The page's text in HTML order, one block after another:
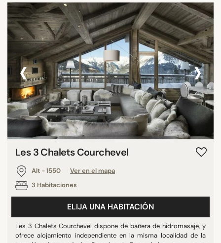
‹ ›
Les 3 Chalets Courchevel
Alt - 1550
Ver en el mapa
3 Habitaciones
ELIJA UNA HABITACIÓN
Les 3 Chalets Courchevel dispone de bañera de hidromasaje, y
ofrece alojamiento independiente en la misma localidad de la